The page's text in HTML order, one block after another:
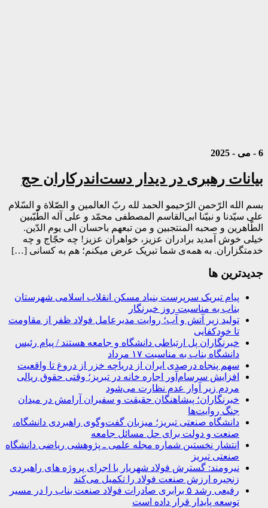
6 - می - 2025
بیانات رهبری در دیدار دست‌اندرکاران حج
بسم الله الرّحمن الرّحیمو الحمد لله ربّ العالمین و الصّلاة و السّلام
علی سیّدنا و نبیّنا ابی‌القاسم المصطفی محمّد و علی آله الطّیّبین
الطّاهرین و صحبه المنتجبین و من تبعهم باحسان الی یوم الدّین.
خیلی خوش آمدید برادران عزیز، خواهران عزیز! چه حجّاج و چه
خدمتگزاران. به همه‌ی شما تبریک عرض میکنم؛ هم به کسانی […]
جديدترين ها
پیام تبریک سرپرست بنیاد مسکن انقلاب اسلامی شهرستان
بناب به مناسبت روز خبرنگار
تولید زیر آتش و آب؛ روایت مدیرعامل فولاد ظفر از مقاومت
تا خودکفایی
خبرنگاران پل ارتباطی دانشگاه و جامعه هستند / پیام رئیس
دانشگاه بناب به مناسبت ۱۷ مرداد
سهم پنجاه درصدی ایران از دریاچه خزر از دروغ تا واقعیت
افزایش سرسام‌آور اجاره خانه در تبریز؛ وقتی حقوق ریالی
مردم زیر آوار عدم نظارت می‌شود
خبرنگاران؛ پیشاهنگان حقیقت و سفیران آرامش در میدان
جنگ روایت‌ها
دانشگاه صنعتی تبریز؛ میزبان گفت‌وگوی راهبردی دانشگاه،
صنعت و دولت برای حل مسائل جامعه
انتشار نخستین شماره مجله علمی ـ پژوهشی ریاضی دانشگاه
صنعتی تبریز
نیرومند: گسترش فولاد شهریار با اجرای پروژه های راهبردی
زنجیره ارزش صنعت فولاد را تکمیل می‌کند
رفیعی رشد ۵ برابری صادرات فولاد صنعت بناب را در مسیر
توسعه پایدار قرار داده است